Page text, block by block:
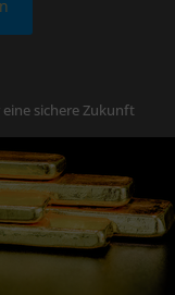
sichere Zukunft